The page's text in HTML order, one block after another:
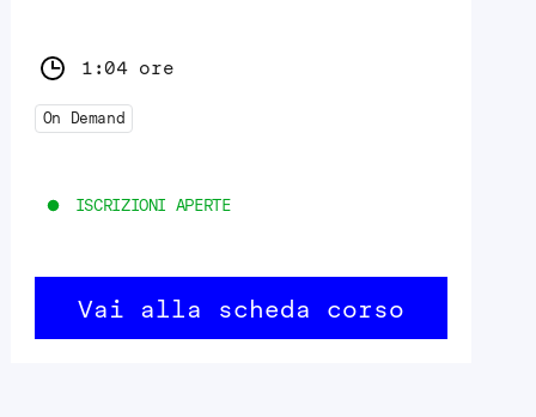
1:04 ore
On Demand
ISCRIZIONI APERTE
Vai alla scheda corso